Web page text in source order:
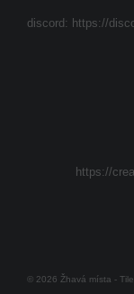
discord: https://
https://
© 2026 Žhavá místa -